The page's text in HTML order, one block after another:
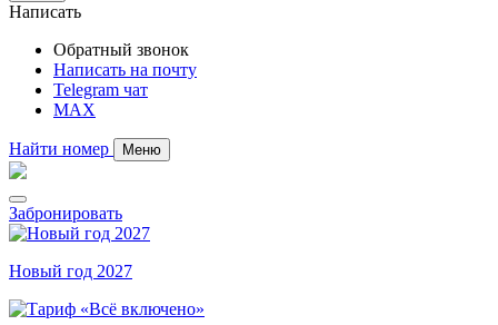
Написать
Обратный звонок
Написать на почту
Telegram чат
MAX
Найти номер Меню
Забронировать
Новый год 2027